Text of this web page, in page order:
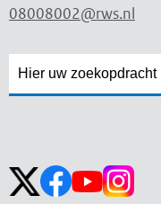
08008002@rws.nl